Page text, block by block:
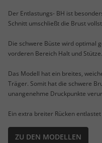
Der Entlastungs- BH ist
Schnitt umschließt die Brust
Die schwere Büste wird optimal
vorderen Bereich Halt und Stütze.
Das Modell hat ein breites,
Träger. Somit hat die schwere
unangenehme Druckpunkte
Ein extra breiter Rücken
ZU DEN MODELLEN